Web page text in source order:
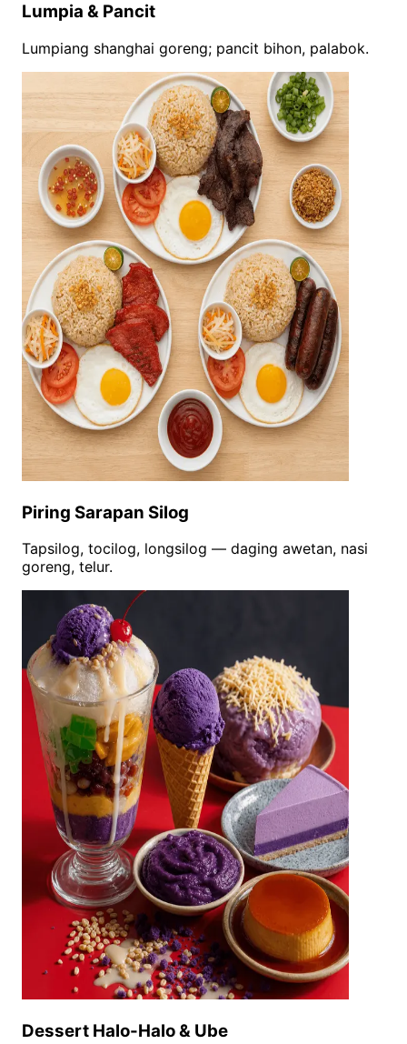
Lumpia & Pancit
Lumpiang shanghai goreng; pancit bihon, palabok.
Piring Sarapan Silog
Tapsilog, tocilog, longsilog — daging awetan, nasi
goreng, telur.
Dessert Halo-Halo & Ube